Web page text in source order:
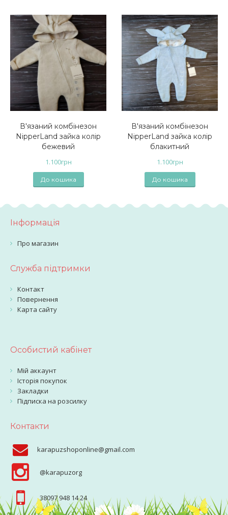
В'язаний комбінезон
NipperLand зайка колір
бежевий
1.100грн
До кошика
В'язаний комбінезон
NipperLand зайка колір
блакитний
1.100грн
До кошика
Інформація
Про магазин
Служба підтримки
Контакт
Повернення
Карта сайту
Особистий кабінет
Мій аккаунт
Історія покупок
Закладки
Підписка на розсилку
Контакти
karapuzshoponline@gmail.com
@karapuzorg
38097 948 14 24